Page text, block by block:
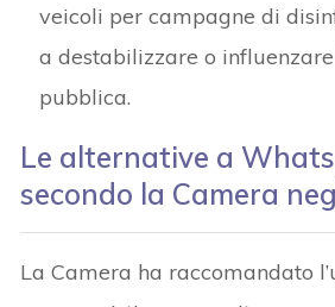
veicoli per campagne di
a destabilizzare o influenzare
pubblica.
Le alternative a
secondo la Camera
La Camera ha raccomandato